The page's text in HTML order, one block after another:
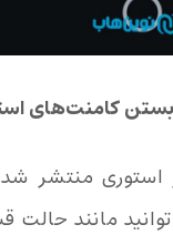
استوری منتشر